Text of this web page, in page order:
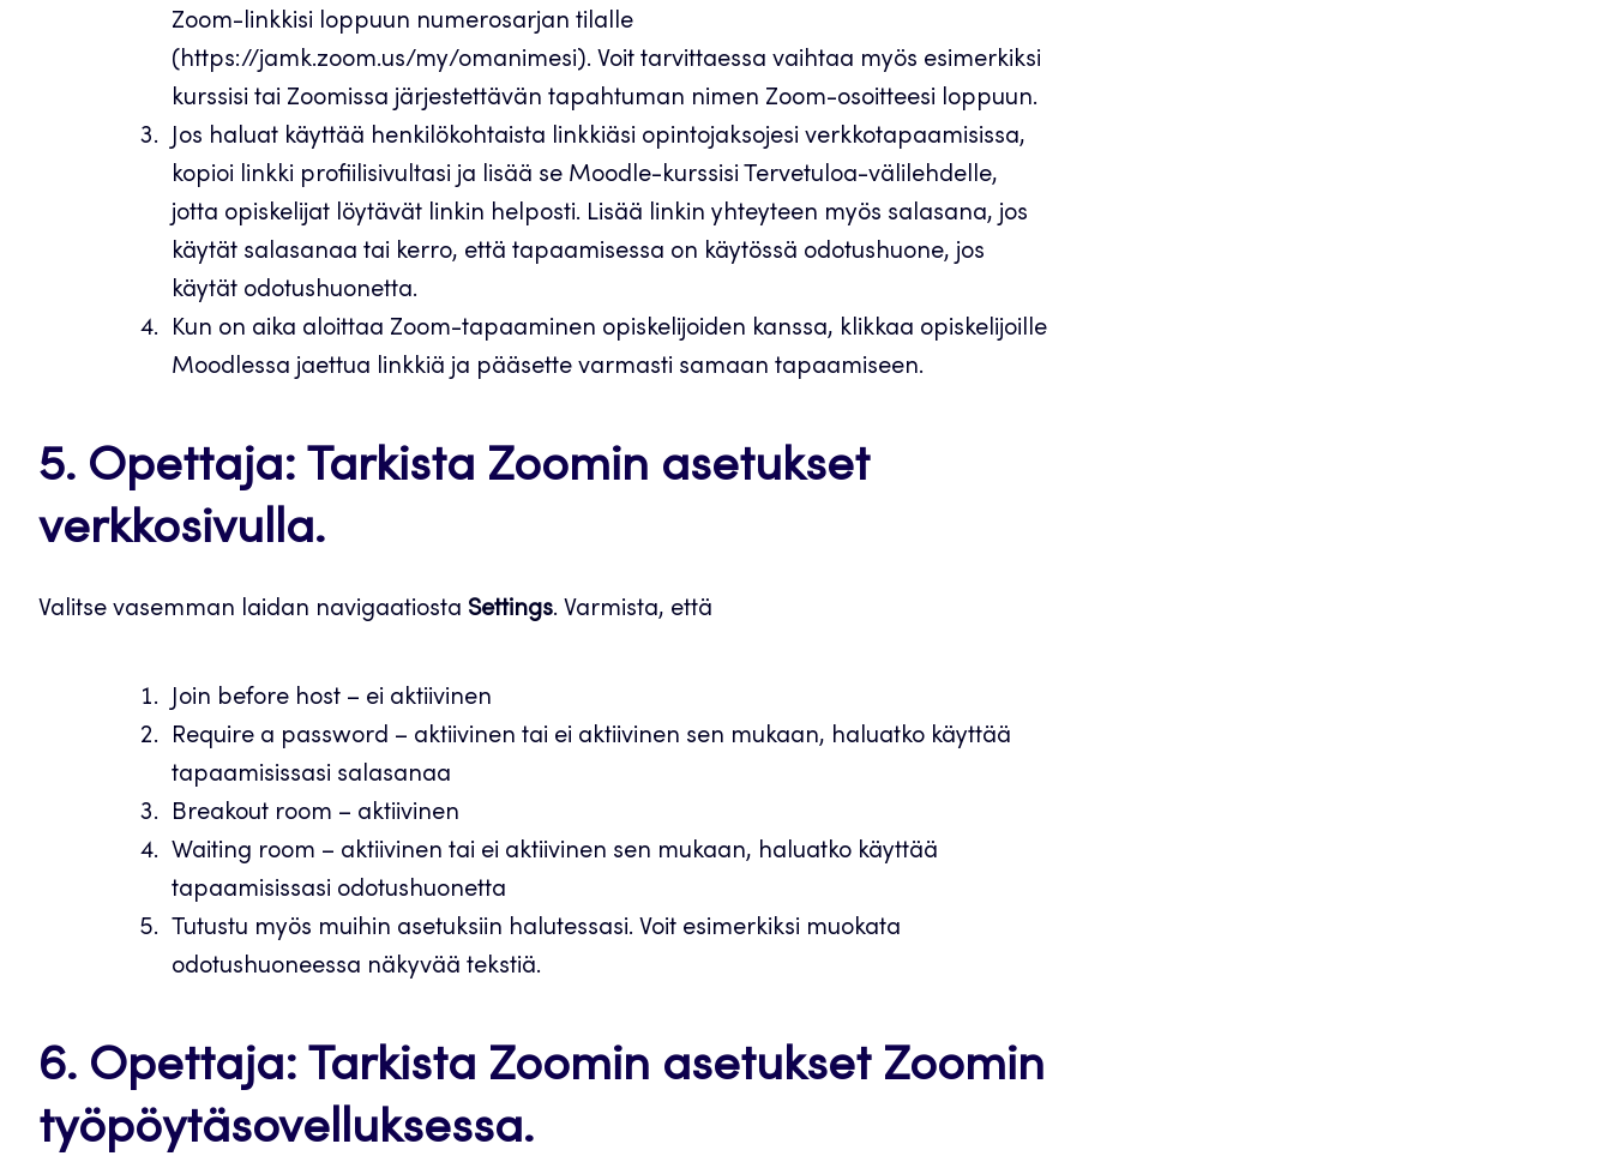
Zoom-linkkisi loppuun numerosarjan tilalle
(https://jamk.zoom.us/my/omanimesi). Voit tarvittaessa vaihtaa myös esimerkiksi
kurssisi tai Zoomissa järjestettävän tapahtuman nimen Zoom-osoitteesi loppuun.
Jos haluat käyttää henkilökohtaista linkkiäsi opintojaksojesi verkkotapaamisissa,
kopioi linkki profiilisivultasi ja lisää se Moodle-kurssisi Tervetuloa-välilehdelle,
jotta opiskelijat löytävät linkin helposti. Lisää linkin yhteyteen myös salasana, jos
käytät salasanaa tai kerro, että tapaamisessa on käytössä odotushuone, jos
käytät odotushuonetta.
Kun on aika aloittaa Zoom-tapaaminen opiskelijoiden kanssa, klikkaa opiskelijoille
Moodlessa jaettua linkkiä ja pääsette varmasti samaan tapaamiseen.
5. Opettaja: Tarkista Zoomin asetukset
verkkosivulla.
Valitse vasemman laidan navigaatiosta Settings. Varmista, että
Join before host – ei aktiivinen
Require a password – aktiivinen tai ei aktiivinen sen mukaan, haluatko käyttää
tapaamisissasi salasanaa
Breakout room – aktiivinen
Waiting room – aktiivinen tai ei aktiivinen sen mukaan, haluatko käyttää
tapaamisissasi odotushuonetta
Tutustu myös muihin asetuksiin halutessasi. Voit esimerkiksi muokata
odotushuoneessa näkyvää tekstiä.
6. Opettaja: Tarkista Zoomin asetukset Zoomin
työpöytäsovelluksessa.